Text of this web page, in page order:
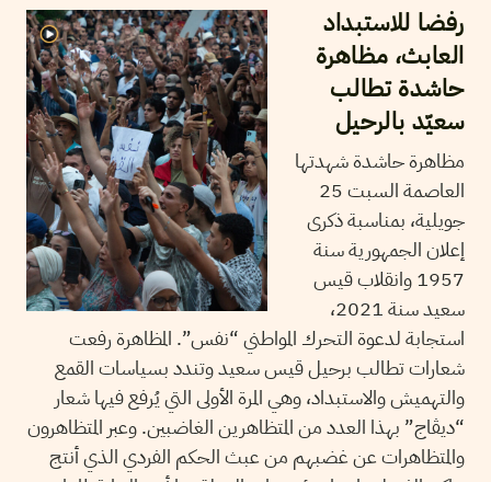
رفضا للاستبداد
العابث، مظاهرة
حاشدة تطالب
سعيّد بالرحيل
مظاهرة حاشدة شهدتها
العاصمة السبت 25
جويلية، بمناسبة ذكرى
إعلان الجمهورية سنة
1957 وانقلاب قيس
سعيد سنة 2021،
استجابة لدعوة التحرك المواطني “نفس”. المظاهرة رفعت
شعارات تطالب برحيل قيس سعيد وتندد بسياسات القمع
والتهميش والاستبداد، وهي المرة الأولى التي يُرفع فيها شعار
“ديڨاج” بهذا العدد من المتظاهرين الغاضبين. وعبر المتظاهرون
والمتظاهرات عن غضبهم من عبث الحكم الفردي الذي أنتج